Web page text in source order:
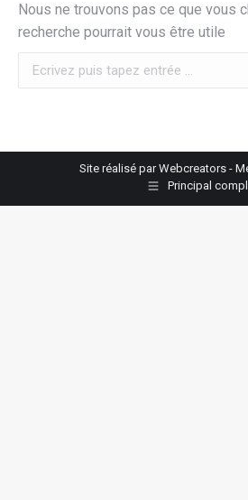
Nous ne trouvons pas ce que vous
recherche pourrait vous être utile
Recherche
:
Site réalisé parWebcreators -
Principal